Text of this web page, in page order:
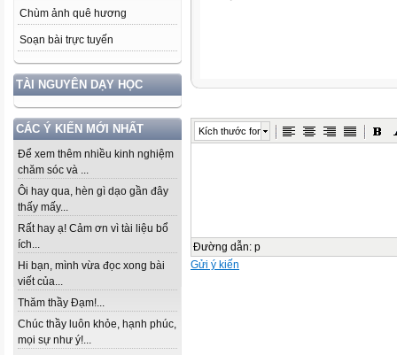
Chùm ảnh quê hương
Soạn bài trực tuyến
TÀI NGUYÊN DẠY HỌC
CÁC Ý KIẾN MỚI NHẤT
Để xem thêm nhiều kinh nghiệm
chăm sóc và ...
Ôi hay qua, hèn gì dạo gần đây
thấy mấy...
Rất hay ạ! Cảm ơn vì tài liệu bổ
ích...
Hi bạn, mình vừa đọc xong bài
viết của...
Thăm thầy Đạm!...
Chúc thầy luôn khỏe, hạnh phúc,
mọi sự như ý!...
Kích thước font
Đường dẫn: p
Gửi ý kiến